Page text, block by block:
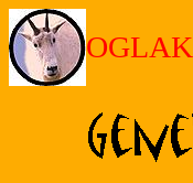
OGLAK